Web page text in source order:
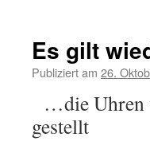
nach
25
Bidla
Es gilt
Publiziert am 26.
…die Uhren
gestellt